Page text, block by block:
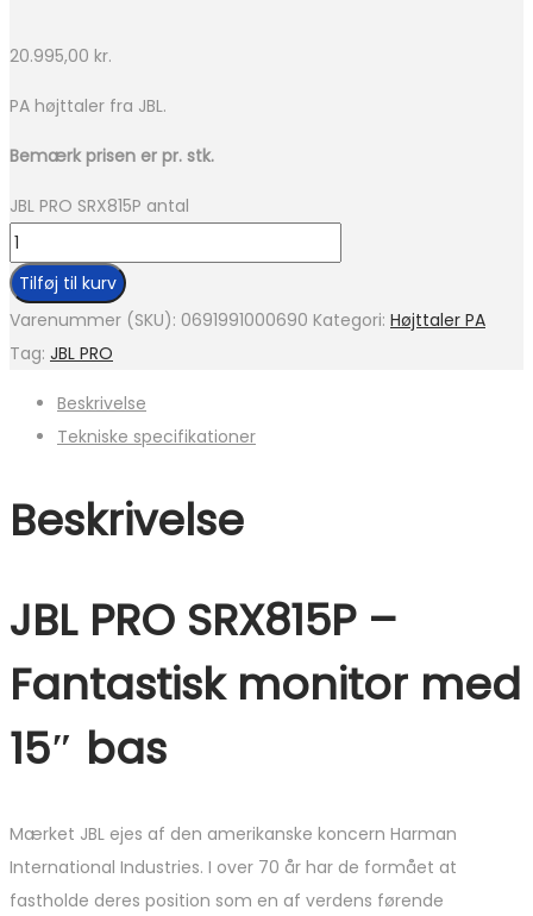
20.995,00 kr.
PA højttaler fra JBL.
Bemærk prisen er pr. stk.
JBL PRO SRX815P antal
Tilføj til kurv
Varenummer (SKU): 0691991000690 Kategori: Højttaler PA
Tag: JBL PRO
Beskrivelse
Tekniske specifikationer
Beskrivelse
JBL PRO SRX815P –
Fantastisk monitor med
15″ bas
Mærket JBL ejes af den amerikanske koncern Harman
International Industries. I over 70 år har de formået at
fastholde deres position som en af verdens førende